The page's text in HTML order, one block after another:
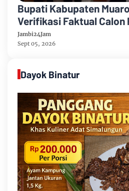
Bupati Kabupaten
Verifikasi Faktual Calon
Tahun 2026-2031
Jambi24Jam
Sept 05, 2026
Dayok Binatur